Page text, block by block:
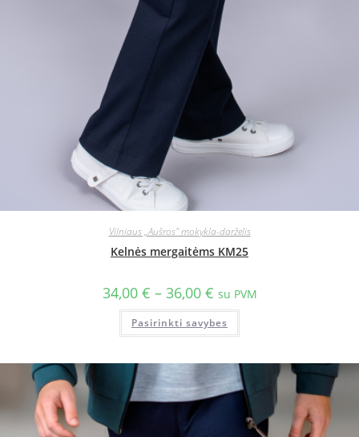
Vilniaus „Aušros" mokykla-darželis
Kelnės mergaitėms KM25
34,00 € – 36,00 € su PVM
Pasirinkti savybes